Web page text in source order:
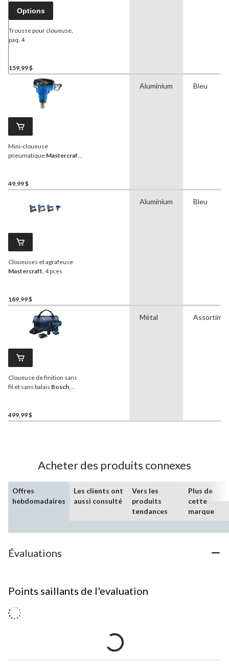
Options
Trousse pour cloueuse,
paq. 4
159,99 $
Mini-cloueuse
pneumatique Mastercraft
49,99 $
Aluminium Bleu
Cloueuses et agrafeuse
Mastercraft , 4 pces
189,99 $
Aluminium Bleu
Cloueuse de finition sans
fil et sans balais Bosch
499,99 $
Métal
Acheter des produits connexes
Offres
hebdomadaires
Les clients ont
aussi consulté
Vers les
produits
tendances
Plus de
cette
marque
Évaluations
Points saillants de l'evaluation